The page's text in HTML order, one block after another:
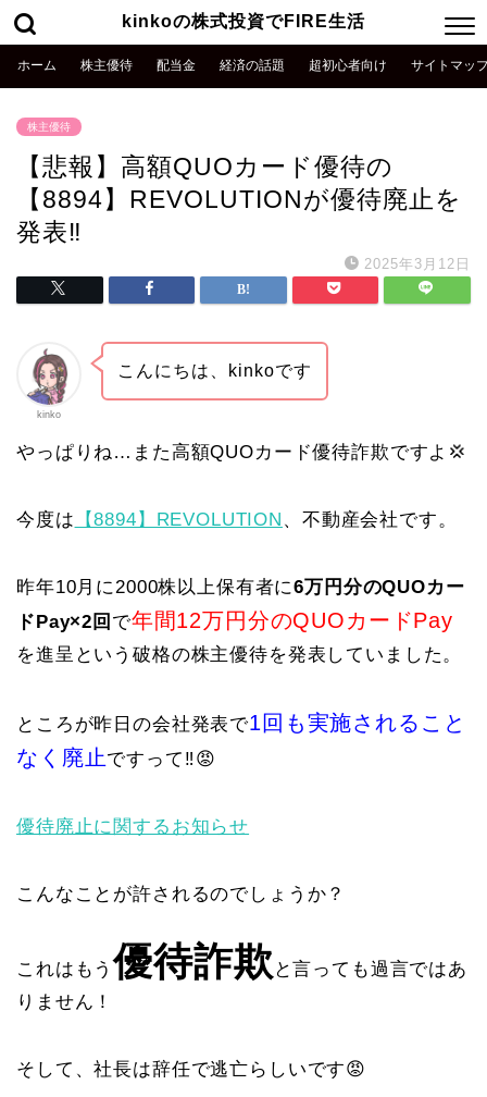
kinkoの株式投資でFIRE生活
ホーム 株主優待 配当金 経済の話題 超初心者向け サイトマッ
株主優待
【悲報】高額QUOカード優待の
【8894】REVOLUTIONが優待廃止を
発表‼️
2025年3月12日
kinko
こんにちは、kinkoです
やっぱりね…また高額QUOカード優待詐欺ですよ💢
今度は 【8894】REVOLUTION 、不動産会社です。
昨年10月に2000株以上保有者に6万円分のQUOカー
ドPay×2回 で年間12万円分のQUOカードPay
を進呈という破格の株主優待を発表していました。
ところが昨日の会社発表で1回も実施されること
なく廃止ですって‼️😡
優待廃止に関するお知らせ
こんなことが許されるのでしょうか？
これはもう優待詐欺 と言っても過言ではあ
りません！
そして、社長は辞任で逃亡らしいです😡